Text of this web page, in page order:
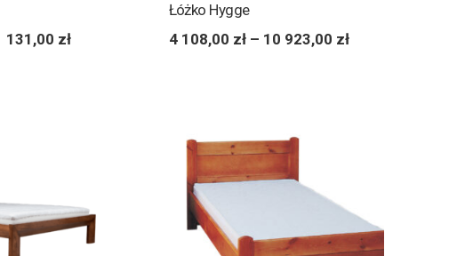
131,00 zł
Łóżko Hygge
4 108,00 zł– 10 923,00 zł